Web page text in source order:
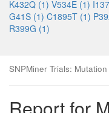
K432Q (1) V534E (1)
G41S (1) C1895T (1)
R399G (1)
SNPMiner Trials: